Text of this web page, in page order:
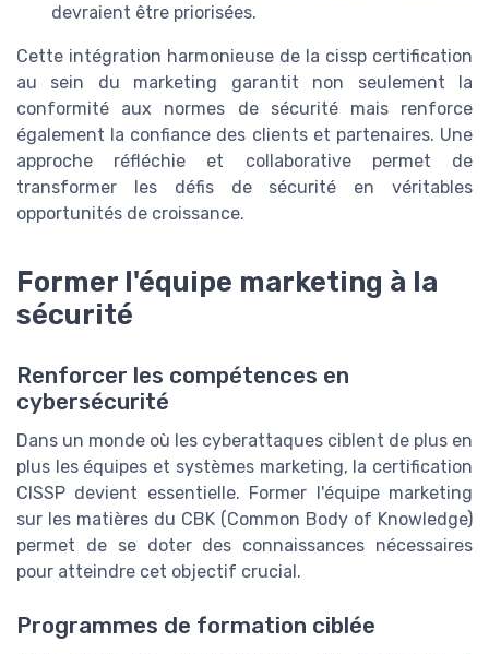
devraient être priorisées.
Cette intégration harmonieuse de la cissp certification
au sein du marketing garantit non seulement la
conformité aux normes de sécurité mais renforce
également la confiance des clients et partenaires. Une
approche réfléchie et collaborative permet de
transformer les défis de sécurité en véritables
opportunités de croissance.
Former l'équipe marketing à la
sécurité
Renforcer les compétences en
cybersécurité
Dans un monde où les cyberattaques ciblent de plus en
plus les équipes et systèmes marketing, la certification
CISSP devient essentielle. Former l'équipe marketing
sur les matières du CBK (Common Body of Knowledge)
permet de se doter des connaissances nécessaires
pour atteindre cet objectif crucial.
Programmes de formation ciblée